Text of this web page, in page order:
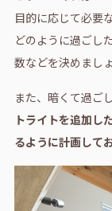
目的に応じて必要
どのように過ごし
数などを決めましょ
また、暗くて過ご
トライトを追加し
るように計画して